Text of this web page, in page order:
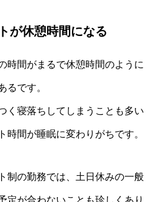
が休憩時間になる
時間がまるで休憩時間のように
るです。
く寝落ちしてしまうことも多い
時間が睡眠に変わりがちです。
制の勤務では、土日休みの一般
定が合わないことも珍しくあり